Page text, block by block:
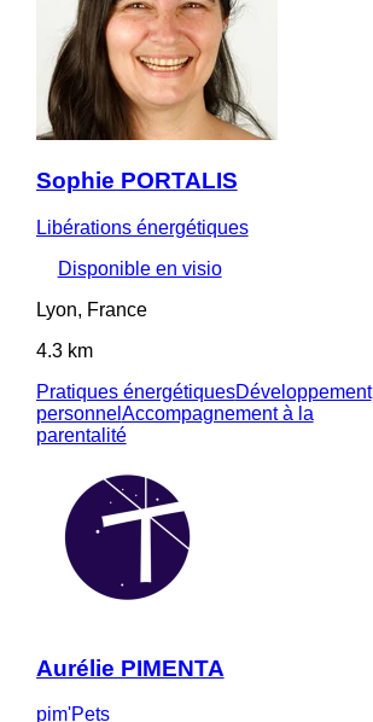
Sophie PORTALIS
Libérations énergétiques
Disponible en visio
Lyon, France
4.3 km
Pratiques énergétiquesDéveloppement
personnel Accompagnement à la
parentalité
Aurélie PIMENTA
pim'Pets